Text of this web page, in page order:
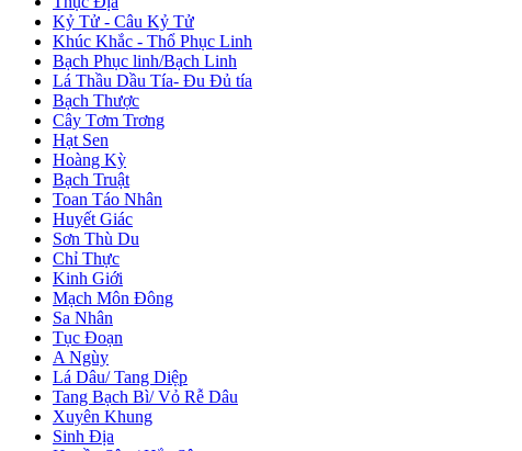
Kỷ Tử - Câu Kỷ Tử
Khúc Khắc - Thổ Phục Linh
Bạch Phục linh/Bạch Linh
Lá Thầu Dầu Tía- Đu Đủ tía
Bạch Thược
Cây Tơm Trơng
Hạt Sen
Hoàng Kỳ
Bạch Truật
Toan Táo Nhân
Huyết Giác
Sơn Thù Du
Chỉ Thực
Kinh Giới
Mạch Môn Đông
Sa Nhân
Tục Đoạn
A Ngùy
Lá Dâu/ Tang Diệp
Tang Bạch Bì/ Vỏ Rễ Dâu
Xuyên Khung
Sinh Địa